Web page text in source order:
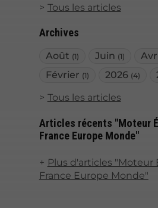
Tous les articles
Archives
Août (1) Juin (1)
Février (1) 2026 (4)
Tous les articles
Articles récents "Moteur
France Europe Monde"
Plus d'articles "Moteur
France Europe Monde"